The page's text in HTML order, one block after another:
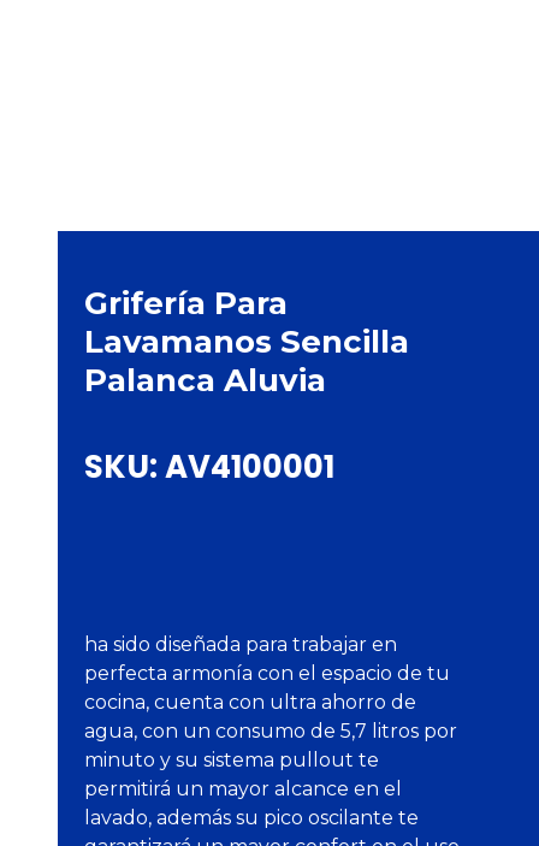
Grifería Para
Lavamanos Sencilla
Palanca Aluvia
SKU:AV4100001
ha sido diseñada para trabajar en
perfecta armonía con el espacio de tu
cocina, cuenta con ultra ahorro de
agua, con un consumo de 5,7 litros por
minuto y su sistema pullout te
permitirá un mayor alcance en el
lavado, además su pico oscilante te